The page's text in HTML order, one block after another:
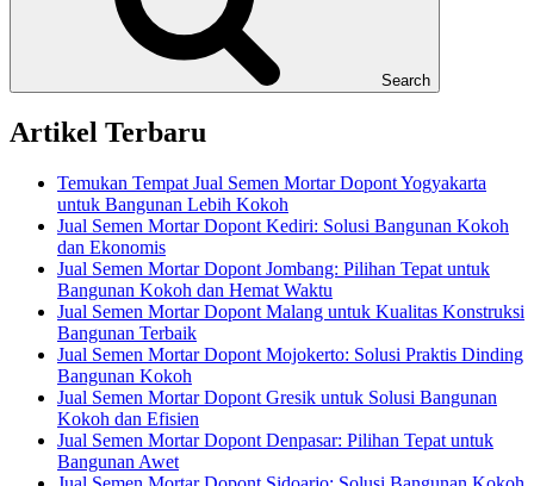
Search
Artikel Terbaru
Temukan Tempat Jual Semen Mortar Dopont Yogyakarta
untuk Bangunan Lebih Kokoh
Jual Semen Mortar Dopont Kediri: Solusi Bangunan Kokoh
dan Ekonomis
Jual Semen Mortar Dopont Jombang: Pilihan Tepat untuk
Bangunan Kokoh dan Hemat Waktu
Jual Semen Mortar Dopont Malang untuk Kualitas Konstruksi
Bangunan Terbaik
Jual Semen Mortar Dopont Mojokerto: Solusi Praktis Dinding
Bangunan Kokoh
Jual Semen Mortar Dopont Gresik untuk Solusi Bangunan
Kokoh dan Efisien
Jual Semen Mortar Dopont Denpasar: Pilihan Tepat untuk
Bangunan Awet